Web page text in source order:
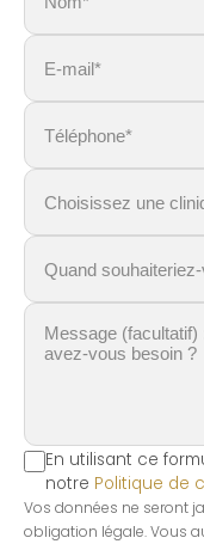
En utilisant ce
notre Politique de
Vos données ne seront
obligation légale. Vous